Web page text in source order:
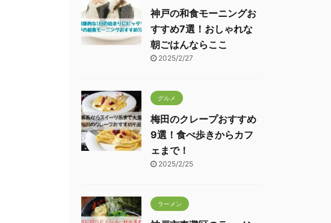
神戸の和食モーニングお
すすめ7選！おしゃれな
朝ごはんならここ
2025/2/27
グルメ
梅田のクレープおすすめ
9選！食べ歩きからカフ
ェまで！
2025/2/25
ラーメン